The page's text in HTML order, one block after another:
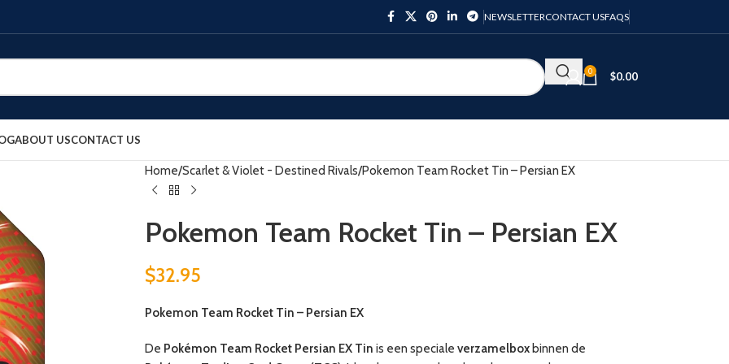
NEWSLETTERCONTACT USFAQS
0 $0.00
ABOUT USCONTACT US
Home Scarlet & Violet - Destined Rivals Pokemon Team Rocket Tin – Persian EX
Pokemon Team Rocket Tin – Persian EX
$32.95
Pokemon Team Rocket Tin – Persian EX
De Pokémon Team Rocket Persian EX Tin is een speciale verzamelboxbinnen de